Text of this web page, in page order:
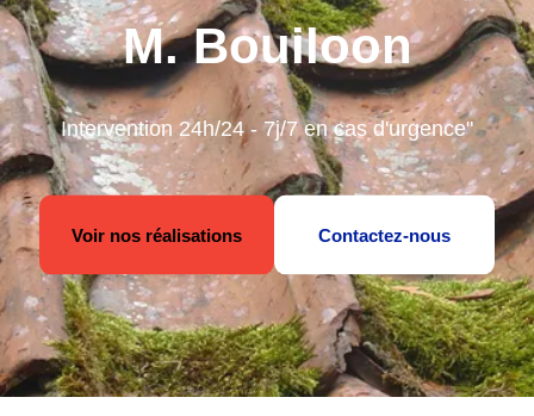
M. Bouiloon
Intervention 24h/24 - 7j/7 en cas d'urgence"
Voir nos réalisations Contactez-nous